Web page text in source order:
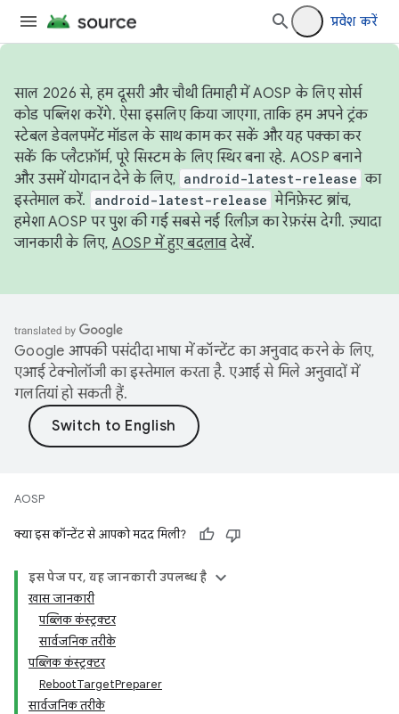
प्रवेश करें
साल 2026 से, हम दूसरी और चौथी तिमाही में AOSP के लिए सोर्स
कोड पब्लिश करेंगे. ऐसा इसलिए किया जाएगा, ताकि हम अपने ट्रंक
स्टेबल डेवलपमेंट मॉडल के साथ काम कर सकें और यह पक्का कर
सकें कि प्लैटफ़ॉर्म, पूरे सिस्टम के लिए स्थिर बना रहे. AOSP बनाने
और उसमें योगदान देने के लिए, android-latest-release का
इस्तेमाल करें.
android-latest-release मेनिफ़ेस्ट ब्रांच,
हमेशा AOSP पर पुश की गई सबसे नई रिलीज़ का रेफ़रंस देगी. ज़्यादा
जानकारी के लिए, AOSP में हुए बदलावदेखें.
Google आपकी पसंदीदा भाषा में कॉन्टेंट का अनुवाद करने के लिए,
एआई टेक्नोलॉजी का इस्तेमाल करता है. एआई से मिले अनुवादों में
गलतियां हो सकती हैं.
AOSP
क्या इस कॉन्टेंट से आपको मदद मिली?
इस पेज पर, यह जानकारी उपलब्ध है
खास जानकारी
पब्लिक कंस्ट्रक्टर
सार्वजनिक तरीके
पब्लिक कंस्ट्रक्टर
RebootTargetPreparer
सार्वजनिक तरीके